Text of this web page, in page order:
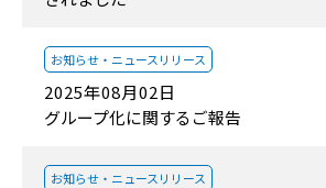
2025年08月02日
お知らせ・ ニュースリリース
グループ化に関するご報告
お知らせ・ ニュースリリース